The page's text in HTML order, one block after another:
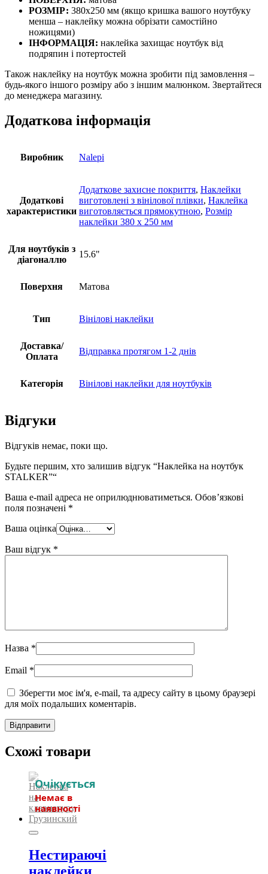
РОЗМІР: 380х250 мм (якщо кришка вашого ноутбуку
менша – наклейку можна обрізати самостійно
ножицями)
ІНФОРМАЦІЯ: наклейка захищає ноутбук від
подряпин і потертостей
Також наклейку на ноутбук можна зробити під замовлення –
будь-якого іншого розміру або з іншим малюнком. Звертайтеся
до менеджера магазину.
Додаткова інформація
Виробник Nalepi
Додаткові
характеристики
Додаткове захисне покриття, Наклейки
виготовлені з вінілової плівки, Наклейка
виготовляється прямокутною, Розмір
наклейки 380 х 250 мм
Для ноутбуків з
діагоналлю
15.6"
Поверхня Матова
Тип Вінілові наклейки
Доставка/
Оплата
Відправка протягом 1-2 днів
Категорія Вінілові наклейки для ноутбуків
Відгуки
Відгуків немає, поки що.
Будьте першим, хто залишив відгук “Наклейка на ноутбук
STALKER”“
Ваша e-mail адреса не оприлюднюватиметься. Обов’язкові
поля позначені *
Ваша оцінка
Ваш відгук *
Назва *
Email *
Зберегти моє ім'я, e-mail, та адресу сайту в цьому браузері
для моїх подальших коментарів.
Схожі товари
Нестираючі